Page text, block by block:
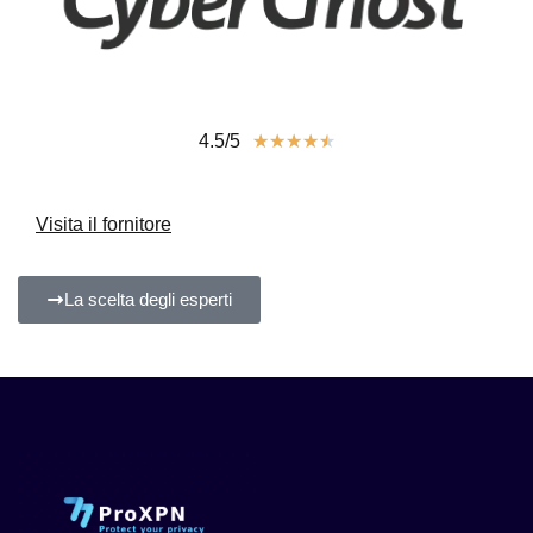
4.5/5 ★★★★★
Visita il fornitore
La scelta degli esperti